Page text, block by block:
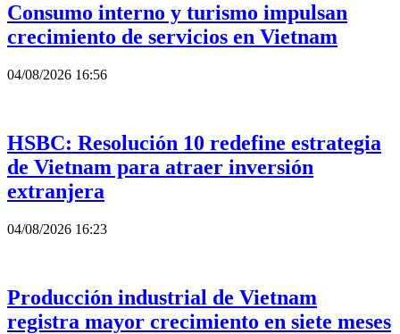
Consumo interno y turismo impulsan
crecimiento de servicios en Vietnam
04/08/2026 16:56
HSBC: Resolución 10 redefine estrategia
de Vietnam para atraer inversión
extranjera
04/08/2026 16:23
Producción industrial de Vietnam
registra mayor crecimiento en siete meses